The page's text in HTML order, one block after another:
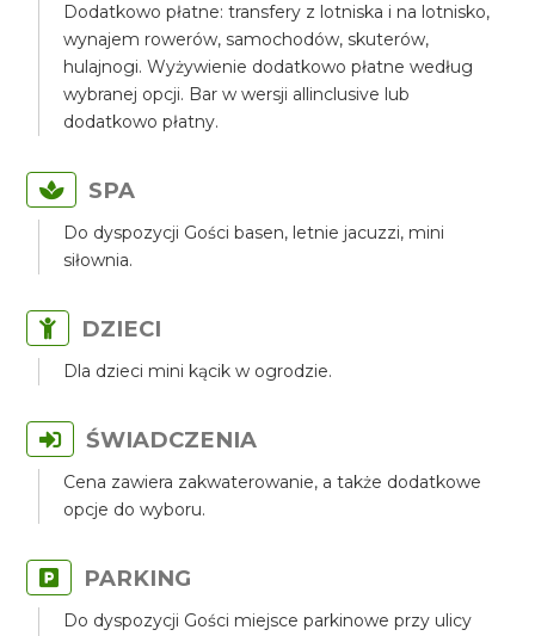
Dodatkowo płatne: transfery z lotniska i na lotnisko,
wynajem rowerów, samochodów, skuterów,
hulajnogi. Wyżywienie dodatkowo płatne według
wybranej opcji. Bar w wersji allinclusive lub
dodatkowo płatny.
SPA
Do dyspozycji Gości basen, letnie jacuzzi, mini
siłownia.
DZIECI
Dla dzieci mini kącik w ogrodzie.
ŚWIADCZENIA
Cena zawiera zakwaterowanie, a także dodatkowe
opcje do wyboru.
PARKING
Do dyspozycji Gości miejsce parkinowe przy ulicy